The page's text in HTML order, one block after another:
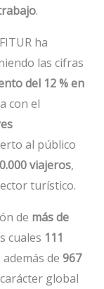
.
ha
las cifras
del 12 % en
con el
al público
viajeros,
turístico.
de más de
cuales 111
además de 967
global